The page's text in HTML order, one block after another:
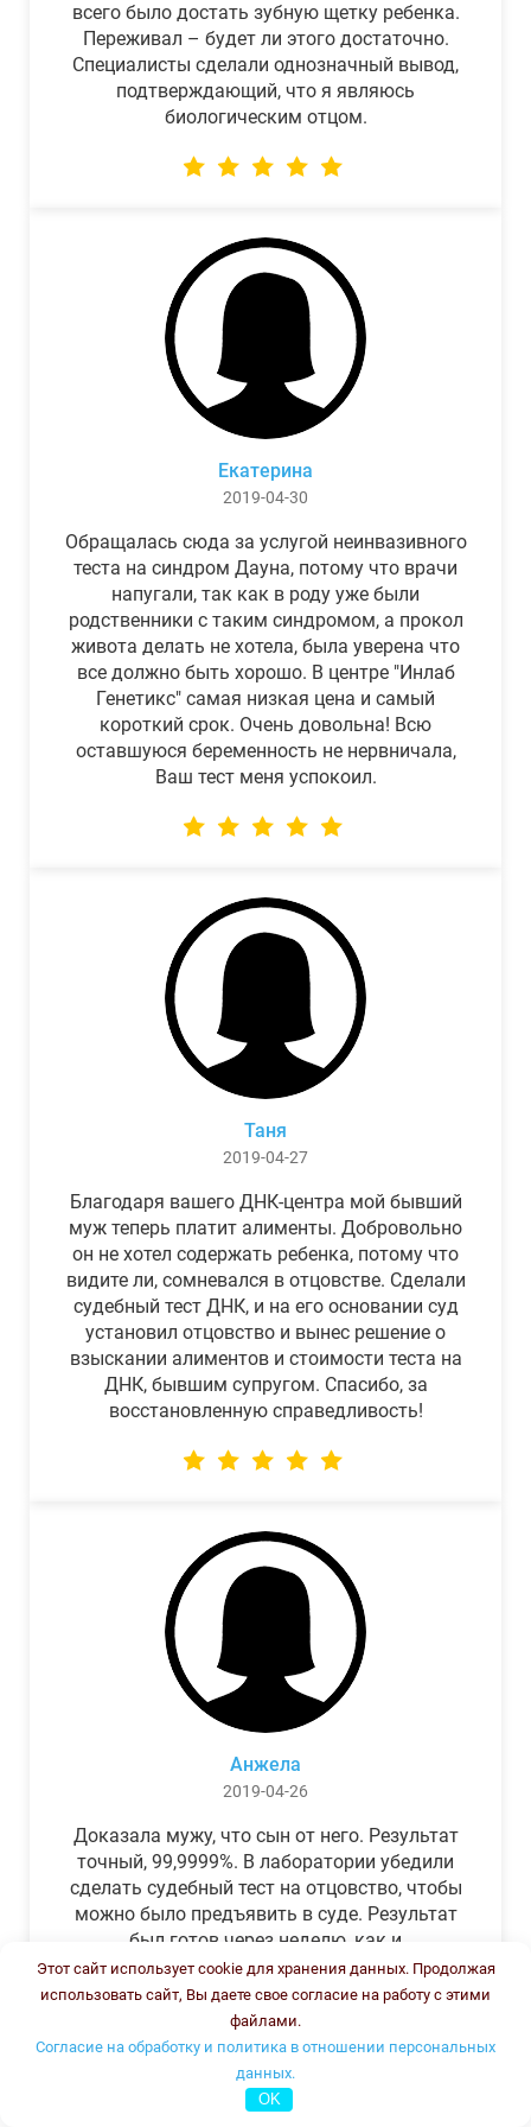
всего было достать зубную щетку ребенка.
Переживал – будет ли этого достаточно.
Специалисты сделали однозначный вывод,
подтверждающий, что я являюсь
биологическим отцом.
Екатерина
2019-04-30
Обращалась сюда за услугой неинвазивного
теста на синдром Дауна, потому что врачи
напугали, так как в роду уже были
родственники с таким синдромом, а прокол
живота делать не хотела, была уверена что
все должно быть хорошо. В центре "Инлаб
Генетикс" самая низкая цена и самый
короткий срок. Очень довольна! Всю
оставшуюся беременность не нервничала,
Ваш тест меня успокоил.
Таня
2019-04-27
Благодаря вашего ДНК-центра мой бывший
муж теперь платит алименты. Добровольно
он не хотел содержать ребенка, потому что
видите ли, сомневался в отцовстве. Сделали
судебный тест ДНК, и на его основании суд
установил отцовство и вынес решение о
взыскании алиментов и стоимости теста на
ДНК, бывшим супругом. Спасибо, за
восстановленную справедливость!
Анжела
2019-04-26
Доказала мужу, что сын от него. Результат
точный, 99,9999%. В лаборатории убедили
сделать судебный тест на отцовство, чтобы
можно было предъявить в суде. Результат
был готов через неделю, как и
обещали.Теперь муж бегает и извиняется.
Этот сайт использует cookie для хранения данных. Продолжая
использовать сайт, Вы даете свое согласие на работу с этими
файлами.
Согласие на обработку и политика в отношении персональных
данных.
OK